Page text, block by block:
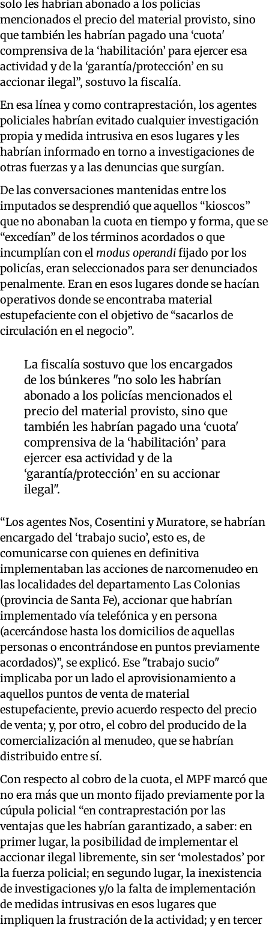
solo les habrían abonado a los policías
mencionados el precio del material provisto, sino
que también les habrían pagado una ‘cuota'
comprensiva de la ‘habilitación’ para ejercer esa
actividad y de la ‘garantía/protección’ en su
accionar ilegal”, sostuvo la fiscalía.
En esa línea y como contraprestación, los agentes
policiales habrían evitado cualquier investigación
propia y medida intrusiva en esos lugares y les
habrían informado en torno a investigaciones de
otras fuerzas y a las denuncias que surgían.
De las conversaciones mantenidas entre los
imputados se desprendió que aquellos “kioscos”
que no abonaban la cuota en tiempo y forma, que se
“excedían” de los términos acordados o que
incumplían con el modus operandifijado por los
policías, eran seleccionados para ser denunciados
penalmente. Eran en esos lugares donde se hacían
operativos donde se encontraba material
estupefaciente con el objetivo de “sacarlos de
circulación en el negocio”.
La fiscalía sostuvo que los encargados
de los búnkeres "no solo les habrían
abonado a los policías mencionados el
precio del material provisto, sino que
también les habrían pagado una ‘cuota'
comprensiva de la ‘habilitación’ para
ejercer esa actividad y de la
‘garantía/protección’ en su accionar
ilegal".
“Los agentes Nos, Cosentini y Muratore, se habrían
encargado del ‘trabajo sucio’, esto es, de
comunicarse con quienes en definitiva
implementaban las acciones de narcomenudeo en
las localidades del departamento Las Colonias
(provincia de Santa Fe), accionar que habrían
implementado vía telefónica y en persona
(acercándose hasta los domicilios de aquellas
personas o encontrándose en puntos previamente
acordados)”, se explicó. Ese "trabajo sucio"
implicaba por un lado el aprovisionamiento a
aquellos puntos de venta de material
estupefaciente, previo acuerdo respecto del precio
de venta; y, por otro, el cobro del producido de la
comercialización al menudeo, que se habrían
distribuido entre sí.
Con respecto al cobro de la cuota, el MPF marcó que
no era más que un monto fijado previamente por la
cúpula policial “en contraprestación por las
ventajas que les habrían garantizado, a saber: en
primer lugar, la posibilidad de implementar el
accionar ilegal libremente, sin ser ‘molestados’ por
la fuerza policial; en segundo lugar, la inexistencia
de investigaciones y/o la falta de implementación
de medidas intrusivas en esos lugares que
impliquen la frustración de la actividad; y en tercer